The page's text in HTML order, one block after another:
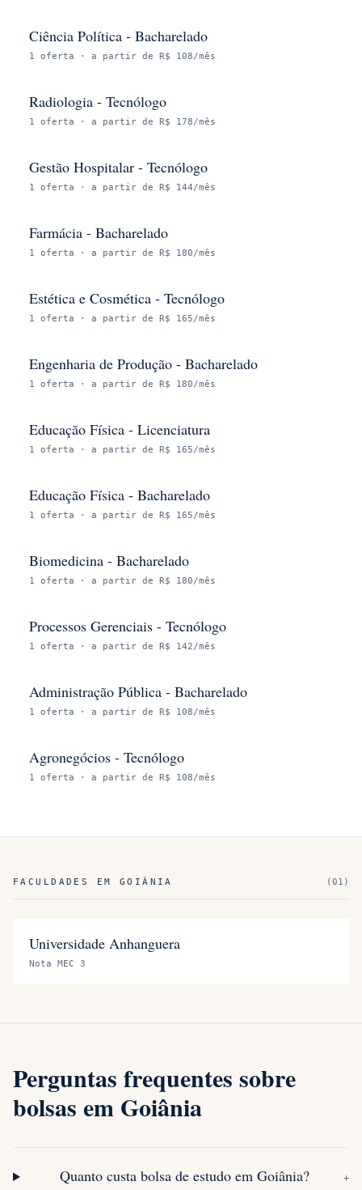
Ciência Política - Bacharelado
1 oferta · a partir de R$ 108/mês
Radiologia - Tecnólogo
1 oferta · a partir de R$ 178/mês
Gestão Hospitalar - Tecnólogo
1 oferta · a partir de R$ 144/mês
Farmácia - Bacharelado
1 oferta · a partir de R$ 180/mês
Estética e Cosmética - Tecnólogo
1 oferta · a partir de R$ 165/mês
Engenharia de Produção - Bacharelado
1 oferta · a partir de R$ 180/mês
Educação Física - Licenciatura
1 oferta · a partir de R$ 165/mês
Educação Física - Bacharelado
1 oferta · a partir de R$ 165/mês
Biomedicina - Bacharelado
1 oferta · a partir de R$ 180/mês
Processos Gerenciais - Tecnólogo
1 oferta · a partir de R$ 142/mês
Administração Pública - Bacharelado
1 oferta · a partir de R$ 108/mês
Agronegócios - Tecnólogo
1 oferta · a partir de R$ 108/mês
FACULDADES EM GOIÂNIA (01 )
Universidade Anhanguera
Nota MEC 3
Perguntas frequentes sobre
bolsas em Goiânia
Quanto custa bolsa de estudo em Goiânia? +